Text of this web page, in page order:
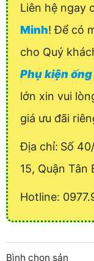
Liên hệ ngay
Minh! Để có
cho Quý
Phụ kiện
lớn xin vui
giá ưu đãi
Địa chỉ: Số
15, Quận Tân
Hotline:
Bình chọn sản